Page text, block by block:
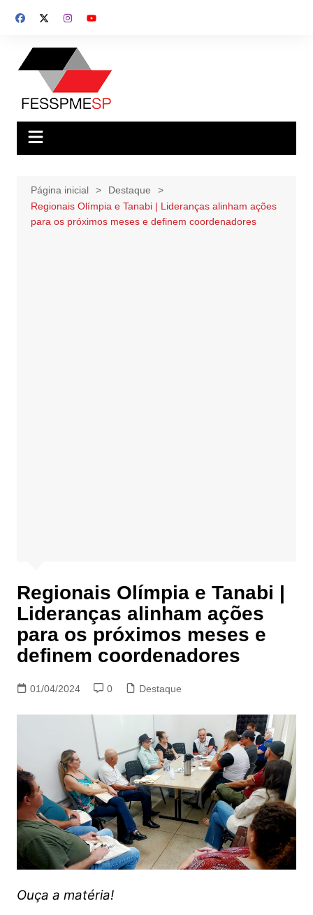
para
conteúdo
Página inicial
Destaque
Regionais Olímpia e Tanabi | Lideranças alinham ações
para os próximos meses e definem coordenadores
Regionais Olímpia e Tanabi |
Lideranças alinham ações
para os próximos meses e
definem coordenadores
01/04/2024 0 Destaque
Ouça a matéria!